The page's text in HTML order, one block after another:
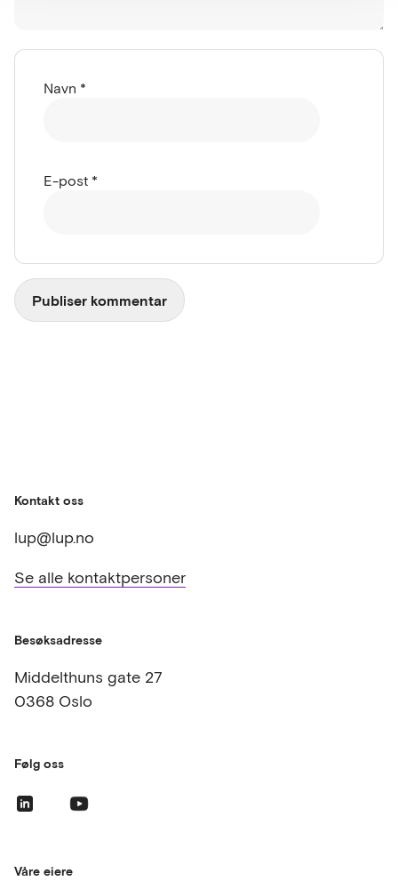
Navn *
E-post *
Kontakt oss
lup@lup.no
Se alle kontaktpersoner
Besøksadresse
Middelthuns gate 27
0368 Oslo
Følg oss
Våre eiere